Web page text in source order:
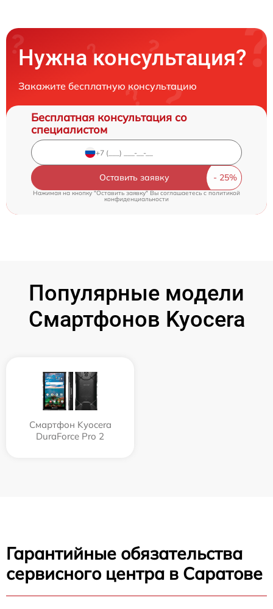
Нужна консультация?
Закажите бесплатную консультацию
Бесплатная консультация со
специалистом
Оставить заявку
Нажимая на кнопку "Оставить заявку" Вы соглашаетесь c политикой
конфиденциальности
Популярные модели
Смартфонов Kyocera
Смартфон Kyocera
DuraForce Pro 2
Гарантийные обязательства
сервисного центра в Саратове